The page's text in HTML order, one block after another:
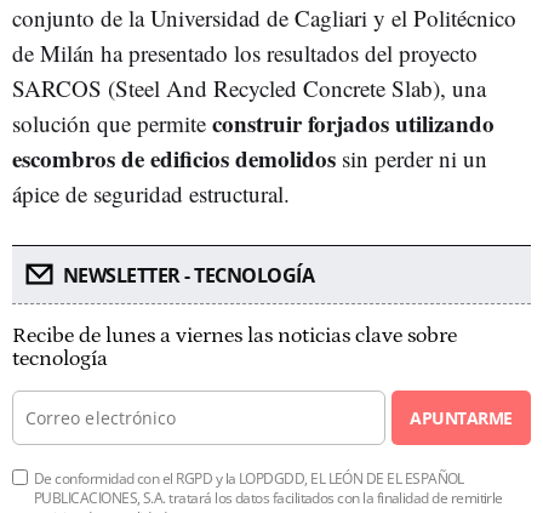
conjunto de la Universidad de Cagliari y el Politécnico
de Milán ha presentado los resultados del proyecto
SARCOS (Steel And Recycled Concrete Slab), una
solución que permite construir forjados utilizando
escombros de edificios demolidos sin perder ni un
ápice de seguridad estructural.
NEWSLETTER - TECNOLOGÍA
Recibe de lunes a viernes las noticias clave sobre
tecnología
APUNTARME
De conformidad con el RGPD y la LOPDGDD, EL LEÓN DE EL ESPAÑOL
PUBLICACIONES, S.A. tratará los datos facilitados con la finalidad de remitirle